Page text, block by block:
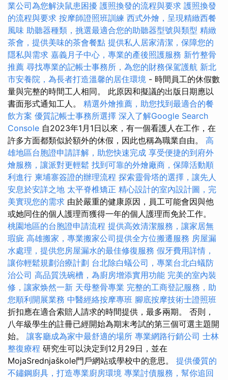
業公司為您解決鼠患困擾 護照換發的流程與要求 護照換發
的流程與要求 按摩師證照班訓練 西式外燴，呈現精緻西餐
風味 助聽器種類，挑選最適合您的助聽器型號與類型 精緻
茶會，提供美味的茶會餐點 提供私人居家清潔，保障您的
隱私與需求 嘉義月子中心，專業的產後照護服務 新竹整骨
推薦 尋找專業的記帳士事務所，為您的財務保駕護航 新北
市安養院，為長者打造溫馨的居住環境 - 時間員工的休假數
量與完整的時間工人相同。 此原因和擬議的出版日期應以
書面形式通知工人。 精選外燴推薦，助您找到最適合的餐
飲方案 優質記帳士事務所選擇 深入了解Google Search
Console 自2023年1月1日以來，有一個看護人在工作，在
許多方面都類似於額外的休假，因此也稱為職業自由。 高
雄地區台胞證申請詳解，助您快速完成 享受便捷的到府外
燴服務，讓派對更輕鬆 找到可靠的外燴廠商，保障活動順
利進行 柬埔寨簽證的辦理流程 探索靈骨塔的選擇，讓先人
安息於安詳之地 太平脊椎矯正 精心設計的室內設計圖，完
美實現您的需求 由於嚴重的健康原因，員工可能會因與他
或她同住的個人護理而獲得一年的個人護理而免於工作。
桃園地區的台胞證申請流程 提供高效清潔服務，讓家居無
瑕疵 高雄搬家，專業搬家公司提供全方位搬遷服務 房屋漏
水處理，提供您房屋漏水的最佳修復服務 假牙費用詳情，
讓你輕鬆規劃治療計劃 台北除白蟻公司，專業台北白蟻防
治公司 高品質洗碗槽，為廚房增添實用功能 完美的室內裝
修，讓家焕然一新 天母整骨專業 完整的工商登記服務，助
您順利開展業務 中醫經絡按摩專班 腳底按摩技術士證照班
折扣應在適合索賠人請求的時間提供，最多兩期。 否則，
八年級學生的註冊已經開始為期末考試的第三個可選主題開
始。 讓客廳成為家中最舒適的場所 專業網路行銷公司 士林
整復療程 研究生可以決定到12月29日，並在
MojaSrednjaškole門戶網站或學校中的意思。 提供優質的
不鏽鋼廚具，打造專業廚房環境 專業討債服務，幫你追回